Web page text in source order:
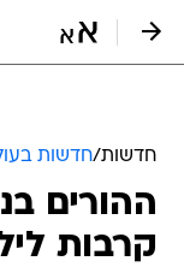
חדשות/חדשות
ההורים
קרבות